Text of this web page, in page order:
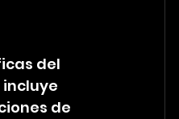
del
de